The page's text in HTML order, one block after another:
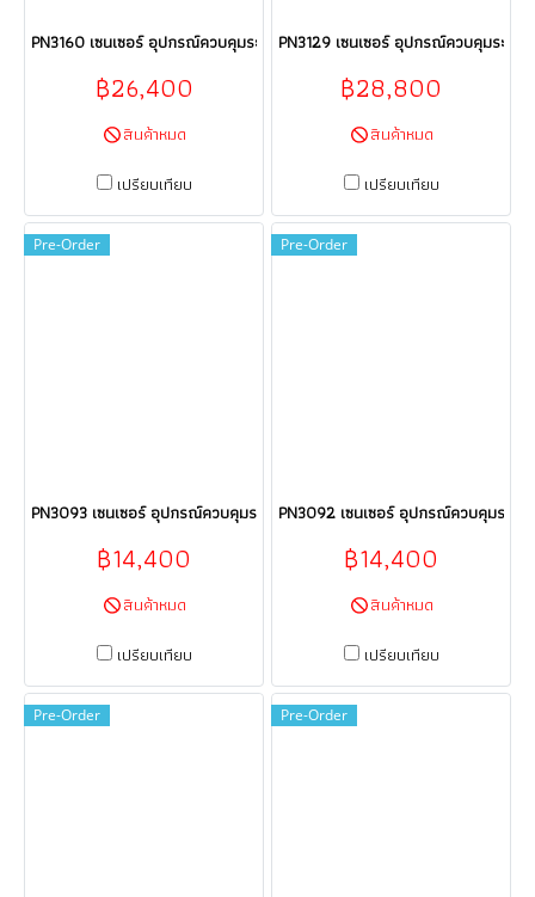
PN3160 เซนเซอร์ อุปกรณ์ควบคุมระบบอัตโนมัติ Sensor ifm electronic
฿26,400
สินค้าหมด
เปรียบเทียบ
PN3129 เซนเซอร์ อุปกรณ์ควบคุมระบ
฿28,800
สินค้าหมด
เปรียบเทียบ
Pre-Order
PN3093 เซนเซอร์ อุปกรณ์ควบคุมระบบอัตโนมัติ Sensor ifm electronic
฿14,400
สินค้าหมด
เปรียบเทียบ
Pre-Order
PN3092 เซนเซอร์ อุปกรณ์ควบคุมระบ
฿14,400
สินค้าหมด
เปรียบเทียบ
Pre-Order Pre-Order